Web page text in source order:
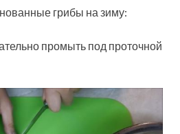
грибы на зиму:
промыть под проточной